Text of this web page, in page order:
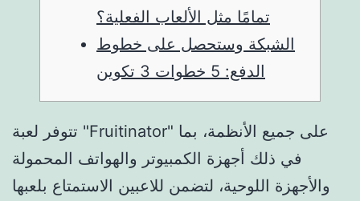
تمامًا مثل الألعاب الفعلية؟
الشبكة وستحصل على خطوط
الدفع: 5 خطوات 3 تكوين
تتوفر لعبة "Fruitinator" على جميع الأنظمة، بما
في ذلك أجهزة الكمبيوتر والهواتف المحمولة
والأجهزة اللوحية، لتضمن للاعبين الاستمتاع بلعبها